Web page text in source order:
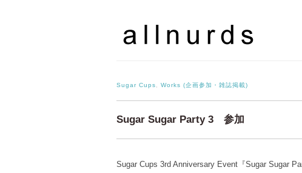
Sugar Cups Works (企画参加・雑誌掲載)
Sugar Sugar Party 3 参加
Sugar Cups 3rd Anniversary Event『Sugar Sugar